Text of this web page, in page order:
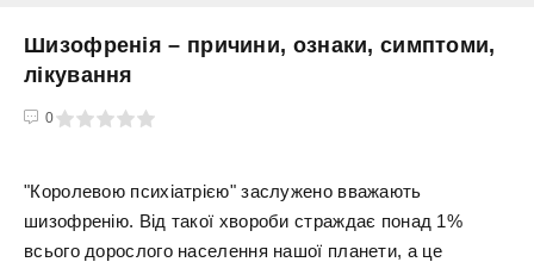
Шизофренія – причини, ознаки, симптоми,
лікування
0
5
"Королевою психіатрією" заслужено вважають
шизофренію. Від такої хвороби страждає понад 1%
всього дорослого населення нашої планети, а це